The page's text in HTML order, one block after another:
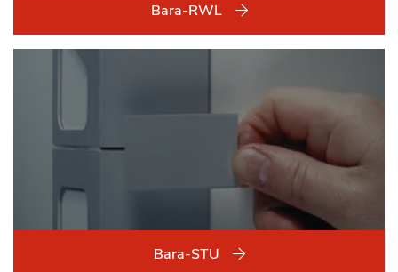
Bara-RWL
Bara-STU